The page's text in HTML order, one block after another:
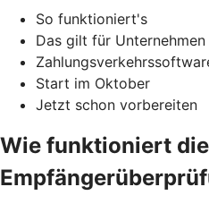
So funktioniert's
Das gilt für Unternehmen
Start im Oktober
Jetzt schon vorbereiten
Wie funktioniert die